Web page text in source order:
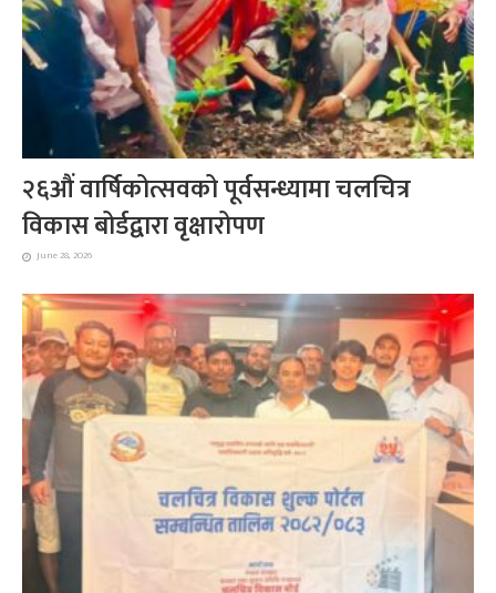
२६औं वार्षिकोत्सवको पूर्वसन्ध्यामा चलचित्र
विकास बोर्डद्वारा वृक्षारोपण
June 28, 2026